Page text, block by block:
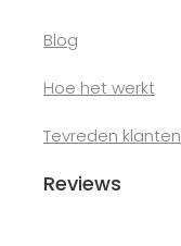
Blog
Hoe het werkt
Tevreden klanten
Reviews